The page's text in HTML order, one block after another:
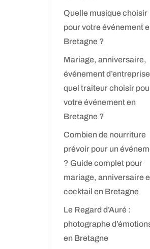
Quelle musique choisir
pour votre événement
Bretagne ?
Mariage, anniversaire,
événement
quel traiteur choisir
votre événement en
Bretagne ?
Combien de nourriture
prévoir pour un
? Guide complet pour
mariage, anniversaire
cocktail en Bretagne
Le Regard d’Auré :
photographe
en Bretagne